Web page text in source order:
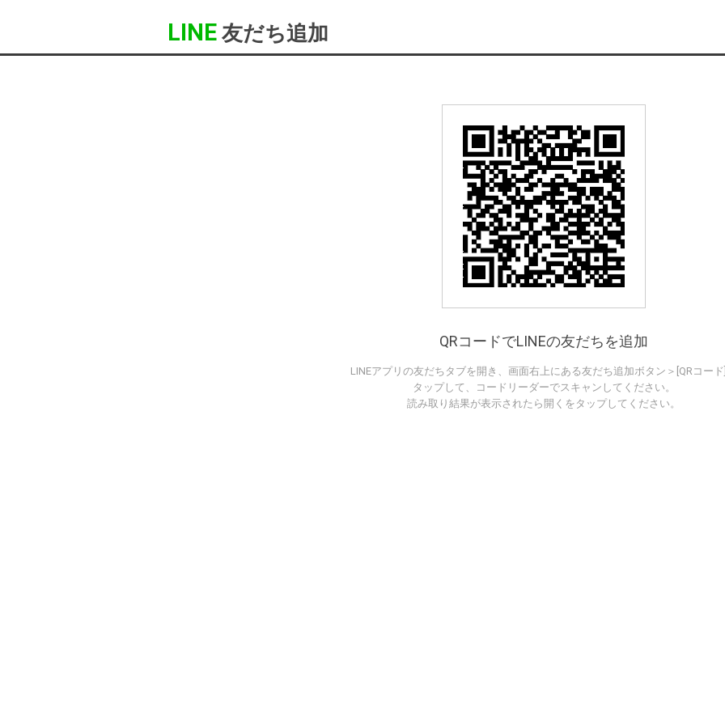
LINE 友だち追加
QRコードでLINEの友だちを追加
LINEアプリの友だちタブを開き、画面右上にある友だち追加ボタン＞[QRコー
タップして、コードリーダーでスキャンしてください。
読み取り結果が表示されたら開くをタップしてください。